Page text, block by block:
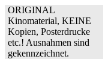
ORIGINAL
Kinomaterial, KEINE
Kopien, Posterdrucke
etc.! Ausnahmen sind
gekennzeichnet.